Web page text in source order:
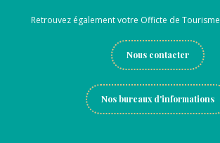
Retrouvez également votre Officte de
Nous contacter
Nos bureaux d'informations